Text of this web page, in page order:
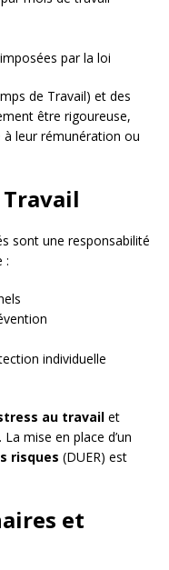
par la loi
de Travail) et des
être rigoureuse,
leur rémunération ou
sont une responsabilité
:
individuelle
au travail et
. La mise en place d’un
risques (DUER) est
et